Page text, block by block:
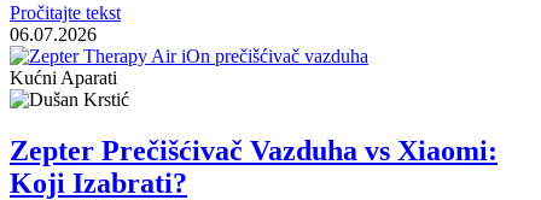
Pročitajte tekst
06.07.2026
Kućni Aparati
Zepter Prečišćivač Vazduha vs Xiaomi:
Koji Izabrati?